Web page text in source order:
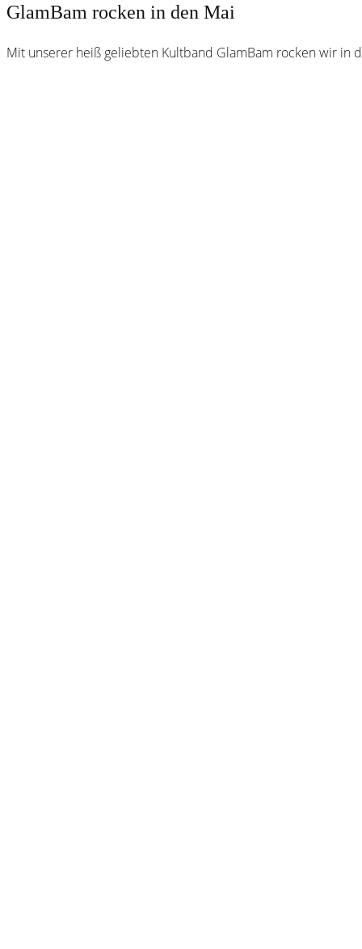
GlamBam rocken in den Mai
Mit unserer heiß geliebten Kultband GlamBam rocken wir in